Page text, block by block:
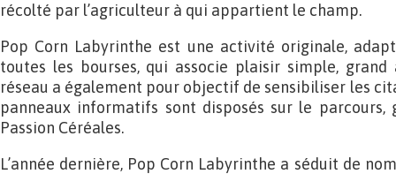
récolté par l’agriculteur à qui appartient le champ.
Pop Corn Labyrinthe est une activité originale,
toutes les bourses, qui associe plaisir simple,
réseau a également pour objectif de sensibiliser les
panneaux informatifs sont disposés sur le
Passion Céréales.
L’année dernière, Pop Corn Labyrinthe a séduit de